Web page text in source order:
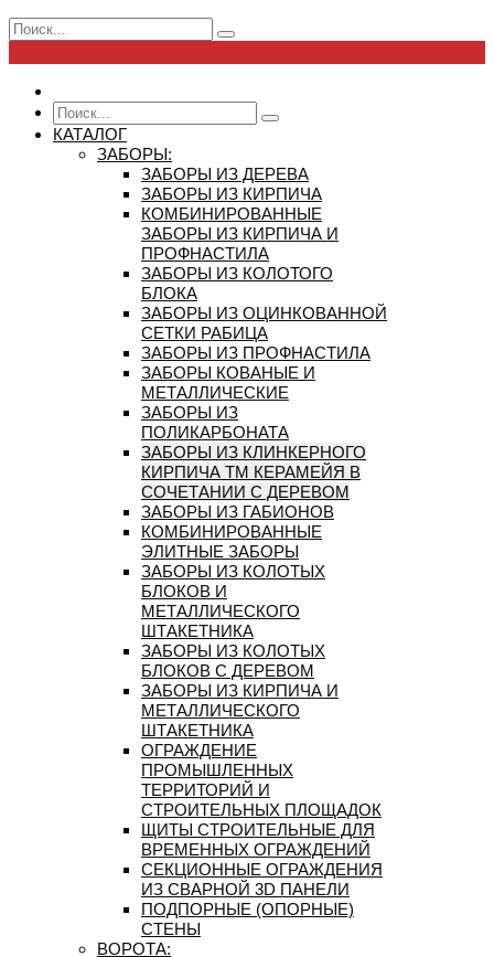
КАТАЛОГ
ЗАБОРЫ:
ЗАБОРЫ ИЗ ДЕРЕВА
ЗАБОРЫ ИЗ КИРПИЧА
КОМБИНИРОВАННЫЕ
ЗАБОРЫ ИЗ КИРПИЧА И
ПРОФНАСТИЛА
ЗАБОРЫ ИЗ КОЛОТОГО
БЛОКА
ЗАБОРЫ ИЗ ОЦИНКОВАННОЙ
СЕТКИ РАБИЦА
ЗАБОРЫ ИЗ ПРОФНАСТИЛА
ЗАБОРЫ КОВАНЫЕ И
МЕТАЛЛИЧЕСКИЕ
ЗАБОРЫ ИЗ
ПОЛИКАРБОНАТА
ЗАБОРЫ ИЗ КЛИНКЕРНОГО
КИРПИЧА ТМ КЕРАМЕЙЯ В
СОЧЕТАНИИ С ДЕРЕВОМ
ЗАБОРЫ ИЗ ГАБИОНОВ
КОМБИНИРОВАННЫЕ
ЭЛИТНЫЕ ЗАБОРЫ
ЗАБОРЫ ИЗ КОЛОТЫХ
БЛОКОВ И
МЕТАЛЛИЧЕСКОГО
ШТАКЕТНИКА
ЗАБОРЫ ИЗ КОЛОТЫХ
БЛОКОВ С ДЕРЕВОМ
ЗАБОРЫ ИЗ КИРПИЧА И
МЕТАЛЛИЧЕСКОГО
ШТАКЕТНИКА
ОГРАЖДЕНИЕ
ПРОМЫШЛЕННЫХ
ТЕРРИТОРИЙ И
СТРОИТЕЛЬНЫХ ПЛОЩАДОК
ЩИТЫ СТРОИТЕЛЬНЫЕ ДЛЯ
ВРЕМЕННЫХ ОГРАЖДЕНИЙ
СЕКЦИОННЫЕ ОГРАЖДЕНИЯ
ИЗ СВАРНОЙ 3D ПАНЕЛИ
ПОДПОРНЫЕ (ОПОРНЫЕ)
СТЕНЫ
ВОРОТА: